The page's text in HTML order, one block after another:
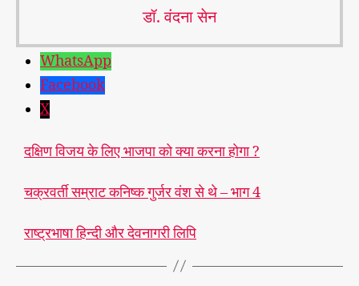
डॉ. वंदना सेन
WhatsApp
Facebook
X
दक्षिण विजय के लिए भाजपा को क्या करना होगा ?
चक्रवर्ती सम्राट कनिष्क गुर्जर वंश से थे – भाग 4
राष्ट्रभाषा हिन्दी और देवनागरी लिपि